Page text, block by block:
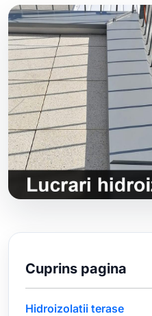
Cuprins pagina
Hidroizolatii terase